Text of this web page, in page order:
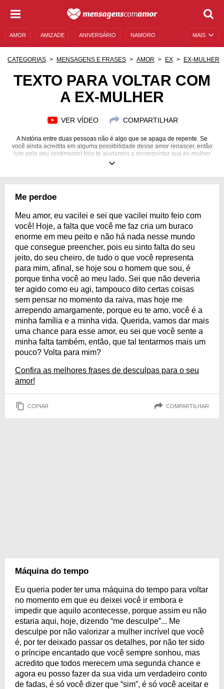
MAIS
AMOR AMIZADE ANIVERSÁRIO NAMORO
MENSAGENS E FRASES MENSAGENS DE ANIVERSÁRIO
CATEGORIAS MENSAGENS E FRASES AMOR EX EX-MULHER
TEXTO PARA VOLTAR COM
A EX-MULHER
VER VÍDEO COMPARTILHAR
A história entre duas pessoas não é algo que se apaga de repente. Se
você ainda acredita em alguma possibilidade desse amor renascer, então
lute pelo seu sentimento! Nós te ajudamos a reconquistar sua ex-mulher
com mensagens e declarações capazes de derreter o coração!
Me perdoe
Meu amor, eu vacilei e sei que vacilei muito feio com
você! Hoje, a falta que você me faz cria um buraco
enorme em meu peito e não há nada nesse mundo
que consegue preencher, pois eu sinto falta do seu
jeito, do seu cheiro, de tudo o que você representa
para mim, afinal, se hoje sou o homem que sou, é
porque tinha você ao meu lado. Sei que não deveria
ter agido como eu agi, tampouco dito certas coisas
sem pensar no momento da raiva, mas hoje me
arrependo amargamente, porque eu te amo, você é a
minha família e a minha vida. Querida, vamos dar mais
uma chance para esse amor, eu sei que você sente a
minha falta também, então, que tal tentarmos mais um
pouco? Volta para mim?
Confira as melhores frases de desculpas para o seu
amor!
COPIAR COMPARTILHAR
Máquina do tempo
Eu queria poder ter uma máquina do tempo para voltar
no momento em que eu deixei você ir embora e
impedir que aquilo acontecesse, porque assim eu não
estaria aqui, hoje, dizendo “me desculpe”... Me
desculpe por não valorizar a mulher incrível que você
é, por ter deixado passar os detalhes, por não ter sido
o príncipe encantado que você sempre sonhou, mas
acredito que todos merecem uma segunda chance e
agora eu posso fazer da sua vida um verdadeiro conto
de fadas, é só você dizer que “sim”, é só você aceitar e